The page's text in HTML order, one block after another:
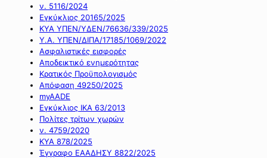
ν. 5116/2024
Εγκύκλιος 20165/2025
ΚΥΑ ΥΠΕΝ/ΥΔΕΝ/76636/339/2025
Υ.Α. ΥΠΕΝ/ΔΙΠΑ/17185/1069/2022
Ασφαλιστικές εισφορές
Αποδεικτικό ενημερότητας
Κρατικός Προϋπολογισμός
Απόφαση 49250/2025
myAADE
Εγκύκλιος ΙΚΑ 63/2013
Πολίτες τρίτων χωρών
ν. 4759/2020
ΚΥΑ 878/2025
Έγγραφο ΕΑΑΔΗΣΥ 8822/2025